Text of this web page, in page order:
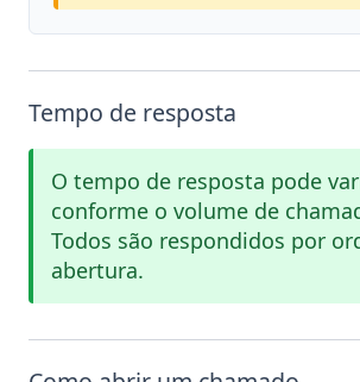
Tempo de resposta
O tempo de resposta pode
conforme o volume de
Todos são respondidos por
abertura.